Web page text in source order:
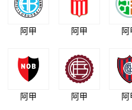
阿甲 阿甲 阿
阿甲 阿甲 阿